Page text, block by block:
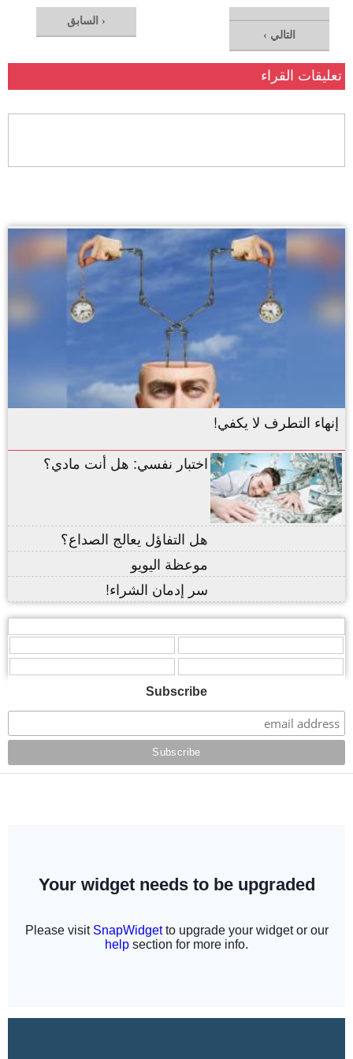
‹ السابق
التالي ›
تعليقات القراء
إنهاء التطرف لا يكفي!
اختبار نفسي: هل أنت مادي؟
هل التفاؤل يعالج الصداع؟
موعظة اليويو
سر إدمان الشراء!
Subscribe